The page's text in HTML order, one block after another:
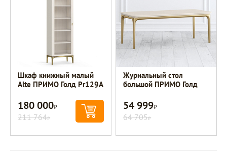
Шкаф книжный малый
Alte ПРИМО Голд Pr129A
180 000Р
211 764Р
Журнальный стол
большой ПРИМО Голд
54 999Р
64 705Р